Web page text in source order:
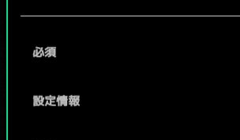
詳細は、下記の「設定」メニューでご確認
必須
設定情報